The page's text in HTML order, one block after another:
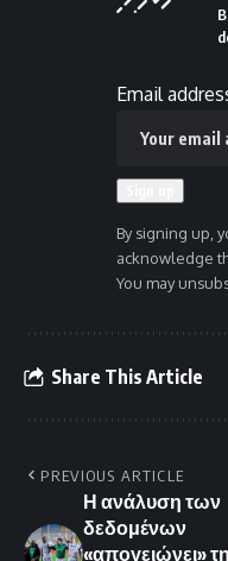
Email
By signing up,
acknowledge
You may
Share This Article
PREVIOUS ARTICLE
Η ανάλυση των
δεδομένων
«απογειώνει»